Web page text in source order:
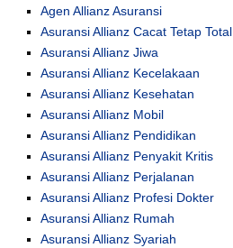
Agen Allianz Asuransi
Asuransi Allianz Cacat Tetap Total
Asuransi Allianz Jiwa
Asuransi Allianz Kecelakaan
Asuransi Allianz Kesehatan
Asuransi Allianz Mobil
Asuransi Allianz Pendidikan
Asuransi Allianz Penyakit Kritis
Asuransi Allianz Perjalanan
Asuransi Allianz Profesi Dokter
Asuransi Allianz Rumah
Asuransi Allianz Syariah